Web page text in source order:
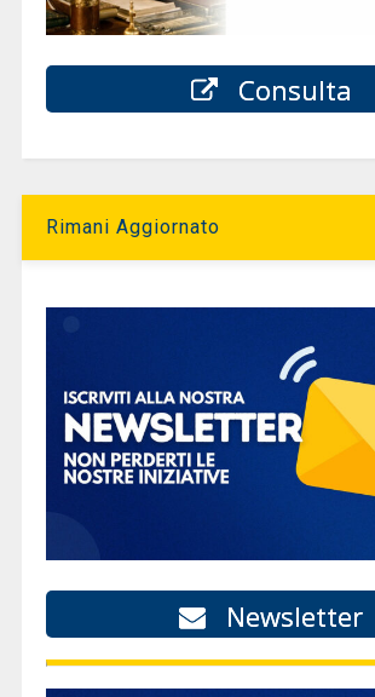
Consulta
Rimani Aggiornato
Newsletter